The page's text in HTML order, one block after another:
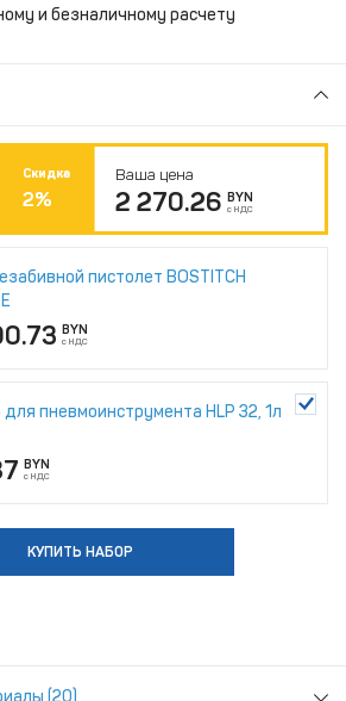
и безналичному расчету
Скидка
2%
Ваша цена
2 270.26 BYN
с НДС
КУПИТЬ НАБОР
пистолет BOSTITCH
BYN
с НДС
пневмоинструмента HLP 32, 1л
BYN
с НДС
(20)